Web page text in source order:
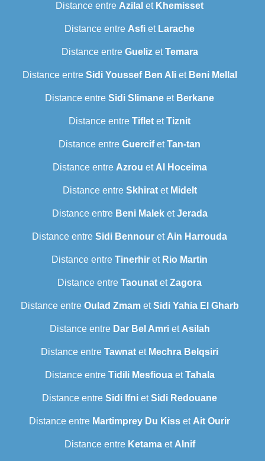
Distance entre Azilal et Khemisset
Distance entre Asfi et Larache
Distance entre GuelizetTemara
Distance entre Sidi Youssef Ben Aliet Beni Mellal
Distance entre Sidi Slimane et Berkane
Distance entre Tiflet etTiznit
Distance entre GuercifetTan-tan
Distance entre Azrou et Al Hoceima
Distance entre Skhiratet Midelt
Distance entre Beni MaleketJerada
Distance entre Sidi Bennour et Ain Harrouda
Distance entre Tinerhir et Rio Martin
Distance entre Taounat etZagora
Distance entre Oulad ZmametSidi Yahia El Gharb
Distance entre Dar Bel Amriet Asilah
Distance entre Tawnat et Mechra Belqsiri
Distance entre Tidili MesfiouaetTahala
Distance entre Sidi Ifni etSidi Redouane
Distance entre Martimprey Du Kiss et Ait Ourir
Distance entre Ketamaet Alnif